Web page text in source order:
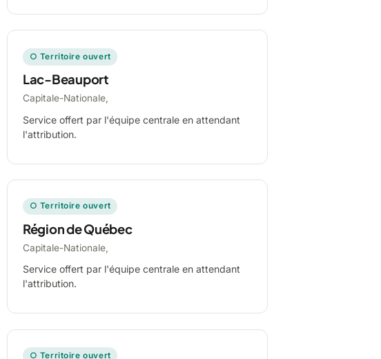
○ Territoire ouvert
Lac-Beauport
Capitale-Nationale,
Service offert par l'équipe centrale en attendant
l'attribution.
○ Territoire ouvert
Région de Québec
Capitale-Nationale,
Service offert par l'équipe centrale en attendant
l'attribution.
○ Territoire ouvert